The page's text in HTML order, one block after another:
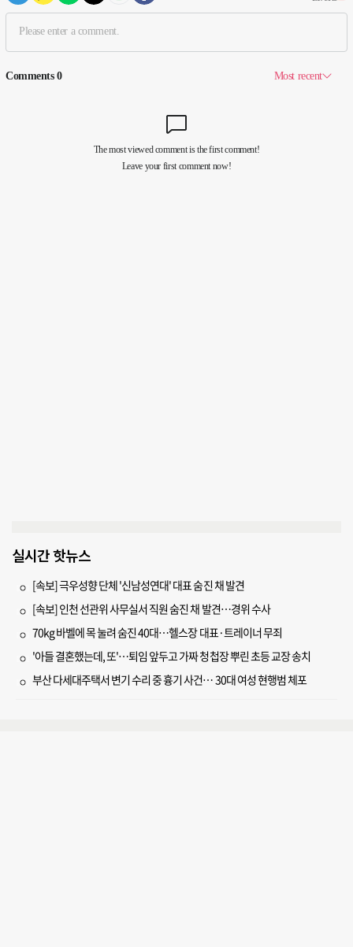
실시간 핫뉴스
[속보] 극우성향 단체 '신남성연대' 대표 숨진 채 발견
[속보] 인천 선관위 사무실서 직원 숨진 채 발견…경위 수사
70kg 바벨에 목 눌려 숨진 40대…헬스장 대표·트레이너 무죄
'아들 결혼했는데, 또'…퇴임 앞두고 가짜 청첩장 뿌린 초등 교장 송치
부산 다세대주택서 변기 수리 중 흉기 사건… 30대 여성 현행범 체포